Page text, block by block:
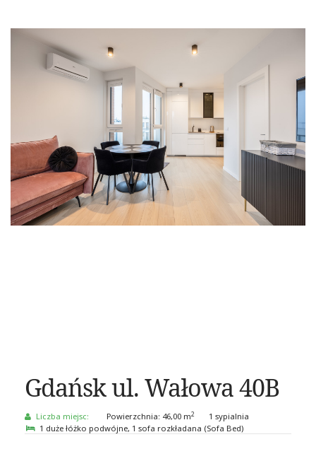
Gdańsk ul. Wałowa 40B
Liczba miejsc: Powierzchnia: 46,00 m2
1 sypialnia
1 duże łóżko podwójne, 1 sofa rozkładana (Sofa Bed)